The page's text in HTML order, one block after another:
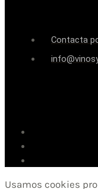
Contacta
Usamos cookies